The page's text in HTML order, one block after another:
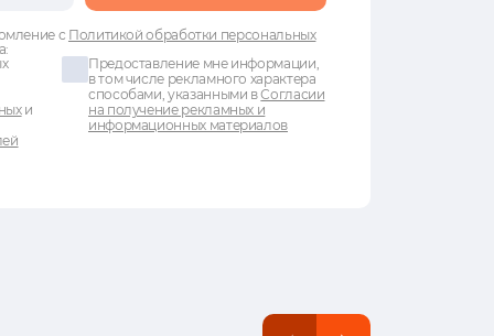
с Политикой обработки персональных
и
Предоставление мне информации,
в том числе рекламного характера
способами, указанными вСогласии
на получение рекламных и
информационных материалов